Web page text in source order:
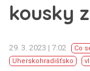
kousky
29. 3. 2023 | 7:02 Co
Uherskohradišťsko